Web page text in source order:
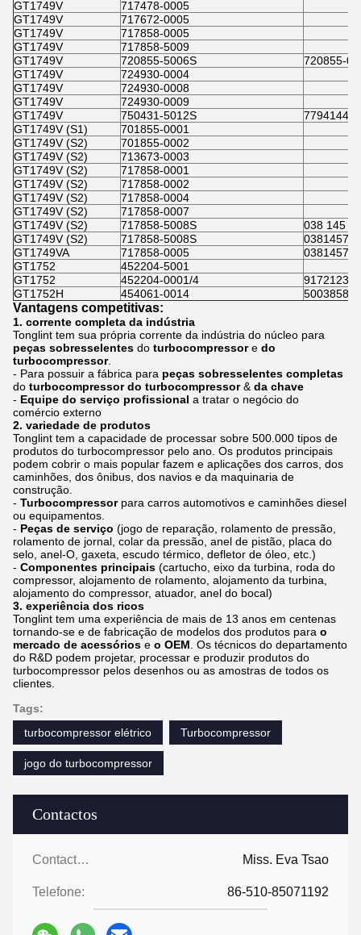
Contactos
Contactos: Miss. Eva Tsao
Telefone: 86-510-85071192
GT1749V
717478-0005
GT1749V
717672-0005
GT1749V
717858-0005
GT1749V
717858-5009
GT1749V
720855-5006S
720855-
GT1749V
724930-0004
GT1749V
724930-0008
GT1749V
724930-0009
GT1749V
750431-5012S
GT1749V (S1)
701855-0001
GT1749V (S2)
701855-0002
GT1749V (S2)
713673-0003
GT1749V (S2)
717858-0001
GT1749V (S2)
717858-0002
GT1749V (S2)
717858-0004
GT1749V (S2)
717858-0007
GT1749V (S2)
717858-5008S
038 145
GT1749V (S2)
717858-5008S
GT1749VA
717858-0005
GT1752
452204-5001
GT1752
452204-0001/4
GT1752H
454061-0014 500385898
Vantagens competitivas:
1. corrente completa da indústria
Tonglint tem sua própria corrente da indústria do núcleo para
peças sobresselentes do turbocompressore do
turbocompressor.
- Para possuir a fábrica para peças sobresselentes completas
do turbocompressor do turbocompressor& da chave
- Equipe do serviço profissional a tratar o negócio do
comércio externo
2. variedade de produtos
Tonglint tem a capacidade de processar sobre 500.000 tipos de
produtos do turbocompressor pelo ano. Os produtos principais
podem cobrir o mais popular fazem e aplicações dos carros, dos
caminhões, dos ônibus, dos navios e da maquinaria de
construção.
- Turbocompressor para carros automotivos e caminhões diesel
ou equipamentos.
- Peças de serviço (jogo de reparação, rolamento de pressão,
rolamento de jornal, colar da pressão, anel de pistão, placa do
selo, anel-O, gaxeta, escudo térmico, defletor de óleo, etc.)
- Componentes principais (cartucho, eixo da turbina, roda do
compressor, alojamento de rolamento, alojamento da turbina,
alojamento do compressor, atuador, anel do bocal)
3. experiência dos ricos
Tonglint tem uma experiência de mais de 13 anos em centenas
tornando-se e de fabricação de modelos dos produtos para o
mercado de acessórios e o OEM . Os técnicos do departamento
do R&D podem projetar, processar e produzir produtos do
turbocompressor pelos desenhos ou as amostras de todos os
clientes.
Tags:
turbocompressor elétrico
Turbocompressor
jogo do turbocompressor